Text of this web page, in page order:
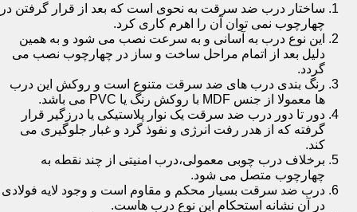
ساختار درب ضد سرقت به نحوی است که بعد از قرار گرفتن در
چهارچوب نمی توان آن را اهرم کاری کرد.
این نوع درب به آسانی و به سرعت نصب می شود و به همین
دلیل بعد از اتمام مراحل ساخت و ساز در چهارچوب نصب می
گردد.
رنگ بندی درب های ضد سرقت متنوع است و روکش این درب
ها معمولا از جنس MDF با روکش رنگ یا PVC می باشد.
دور تا دور درب ضد سرقت یک نوار پلاستیکی یا درزگیر قرار
گرفته که از هدر رفت انرژی و نفوذ گرد و غبار جلوگیری می
کند.
برخلاف درب چوبی معمولی،درب امنیتی از چند نقطه به
چهارچوب متصل می شود.
درب ضد سرقت بسیار محکم و مقاوم است و وجود لایه فولادی
در آن نشانه استحکام این نوع درب هاست.